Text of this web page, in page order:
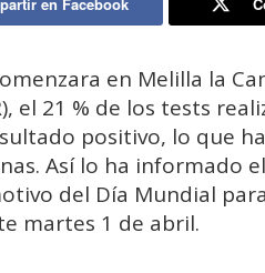
en Melilla la
el 21 % de los tests
positivo, lo que
Así lo ha informado
del Día Mundial
martes 1 de abril.